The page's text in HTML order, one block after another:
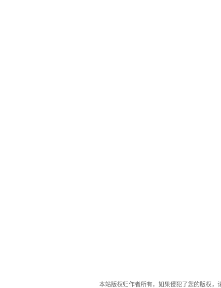
本站版权归作者所有，如果侵犯了您的版权